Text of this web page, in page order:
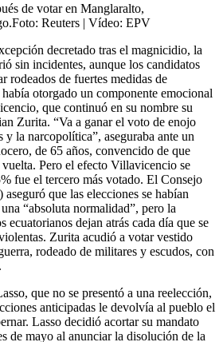
de votar en Manglaralto,
Foto: Reuters | Vídeo: EPV
decretado tras el magnicidio, la
sin incidentes, aunque los candidatos
rodeados de fuertes medidas de
otorgado un componente emocional
que continuó en su nombre su
Zurita. “Va a ganar el voto de enojo
y la narcopolítica”, aseguraba ante un
de 65 años, convencido de que
Pero el efecto Villavicencio se
fue el tercero más votado. El Consejo
que las elecciones se habían
“absoluta normalidad”, pero la
ecuatorianos dejan atrás cada día que se
Zurita acudió a votar vestido
rodeado de militares y escudos, con
que no se presentó a una reelección,
anticipadas le devolvía al pueblo el
Lasso decidió acortar su mandato
de mayo al anunciar la disolución de la